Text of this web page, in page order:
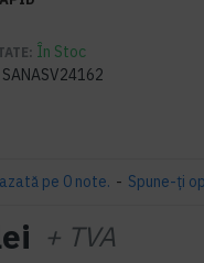
În Stoc
SANASV24162
pe 0 note. - Spune-ţi
+ TVA